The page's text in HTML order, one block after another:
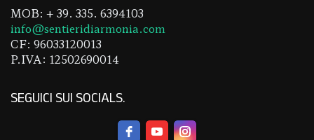
MOB: + 39. 335. 6394103
info@sentieridiarmonia.com
CF: 96033120013
P.IVA: 12502690014
SEGUICI SUI SOCIALS